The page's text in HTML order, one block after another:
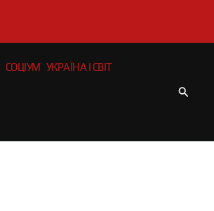
СОЦІУМ УКРАЇНА І СВІТ